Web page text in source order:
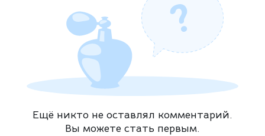
Ещё никто не оставлял комментарий.
Вы можете стать первым.